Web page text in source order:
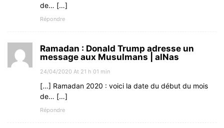
de… […]
Répondre
Ramadan : Donald Trump adresse un
message aux Musulmans | alNas
24/04/2020 At 21 h 01 min
[…] Ramadan 2020 : voici la date du début du mois
de… […]
Répondre